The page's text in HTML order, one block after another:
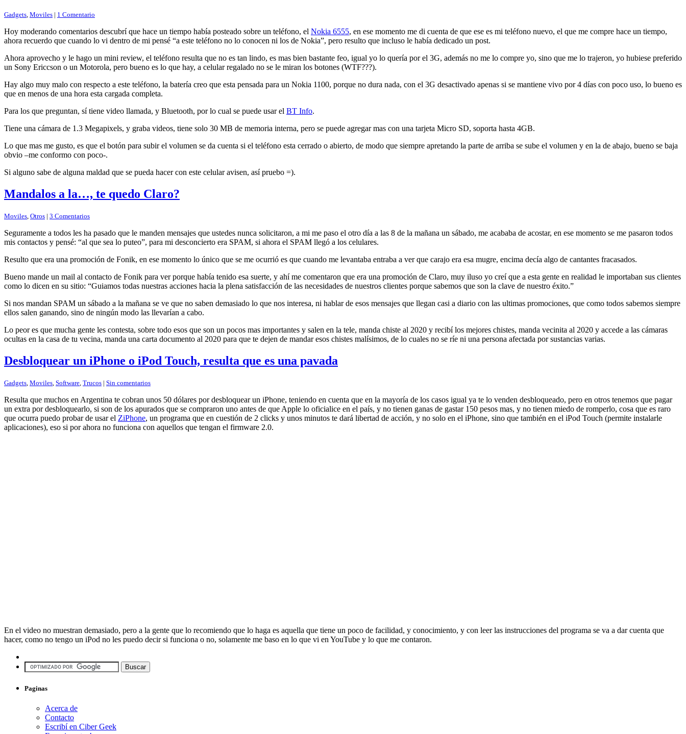
Gadgets, Moviles | 1 Comentario
Hoy moderando comentarios descubrí que hace un tiempo había posteado sobre un teléfono, el Nokia 6555, en ese momento me di cuenta de que ese es mi teléfono nuevo, el que me compre hace un tiempo,
ahora recuerdo que cuando lo vi dentro de mi pensé “a este teléfono no lo conocen ni los de Nokia”, pero resulto que incluso le había dedicado un post.
Ahora aprovecho y le hago un mini review, el teléfono resulta que no es tan lindo, es mas bien bastante feo, igual yo lo quería por el 3G, además no me lo compre yo, sino que me lo trajeron, yo hubiese preferido
un Sony Ericcson o un Motorola, pero bueno es lo que hay, a celular regalado no se le miran los botones (WTF???).
Hay algo muy malo con respecto a este teléfono, la batería creo que esta pensada para un Nokia 1100, porque no dura nada, con el 3G desactivado apenas si se mantiene vivo por 4 días con poco uso, lo bueno es
que en menos de una hora esta cargada completa.
Para los que preguntan, sí tiene video llamada, y Bluetooth, por lo cual se puede usar el BT Info.
Tiene una cámara de 1.3 Megapixels, y graba videos, tiene solo 30 MB de memoria interna, pero se puede agregar mas con una tarjeta Micro SD, soporta hasta 4GB.
Lo que mas me gusto, es que el botón para subir el volumen se da cuenta si el teléfono esta cerrado o abierto, de modo que siempre apretando la parte de arriba se sube el volumen y en la de abajo, bueno se baja
obvio –me conformo con poco-.
Si alguno sabe de alguna maldad que se pueda hacer con este celular avisen, así pruebo =).
Mandalos a la…, te quedo Claro?
Moviles, Otros | 3 Comentarios
Seguramente a todos les ha pasado que le manden mensajes que ustedes nunca solicitaron, a mi me paso el otro día a las 8 de la mañana un sábado, me acababa de acostar, en ese momento se me pasaron todos
mis contactos y pensé: “al que sea lo puteo”, para mi desconcierto era SPAM, si ahora el SPAM llegó a los celulares.
Resulto que era una promoción de Fonik, en ese momento lo único que se me ocurrió es que cuando me levantaba entraba a ver que carajo era esa mugre, encima decía algo de cantantes fracasados.
Bueno mande un mail al contacto de Fonik para ver porque había tenido esa suerte, y ahí me comentaron que era una promoción de Claro, muy iluso yo creí que a esta gente en realidad le importaban sus clientes
como lo dicen en su sitio: “Guiamos todas nuestras acciones hacia la plena satisfacción de las necesidades de nuestros clientes porque sabemos que son la clave de nuestro éxito.”
Si nos mandan SPAM un sábado a la mañana se ve que no saben demasiado lo que nos interesa, ni hablar de esos mensajes que llegan casi a diario con las ultimas promociones, que como todos sabemos siempre
ellos salen ganando, sino de ningún modo las llevarían a cabo.
Lo peor es que mucha gente les contesta, sobre todo esos que son un pocos mas importantes y salen en la tele, manda chiste al 2020 y recibí los mejores chistes, manda vecinita al 2020 y accede a las cámaras
ocultas en la casa de tu vecina, manda una carta documento al 2020 para que te dejen de mandar esos chistes malísimos, de lo cuales no se ríe ni una persona afectada por sustancias varias.
Desbloquear un iPhone o iPod Touch, resulta que es una pavada
Gadgets Moviles Software Trucos | Sin comentarios
Resulta que muchos en Argentina te cobran unos 50 dólares por desbloquear un iPhone, teniendo en cuenta que en la mayoría de los casos igual ya te lo venden desbloqueado, pero en otros tenemos que pagar
un extra por desbloquearlo, si son de los apurados que se compraron uno antes de que Apple lo oficialice en el país, y no tienen ganas de gastar 150 pesos mas, y no tienen miedo de romperlo, cosa que es raro
que ocurra puedo probar de usar el ZiPhone, un programa que en cuestión de 2 clicks y unos minutos te dará libertad de acción, y no solo en el iPhone, sino que también en el iPod Touch (permite instalarle
aplicaciones), eso si por ahora no funciona con aquellos que tengan el firmware 2.0.
En el video no muestran demasiado, pero a la gente que lo recomiendo que lo haga es aquella que tiene un poco de facilidad, y conocimiento, y con leer las instrucciones del programa se va a dar cuenta que
hacer, como no tengo un iPod no les puedo decir si funciona o no, solamente me baso en lo que vi en YouTube y lo que me contaron.
Paginas
Acerca de
Contacto
Escribí en Ciber Geek